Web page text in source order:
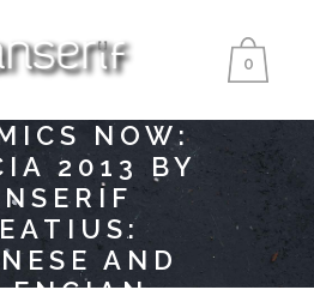
0
NOW:
2013 BY
AND